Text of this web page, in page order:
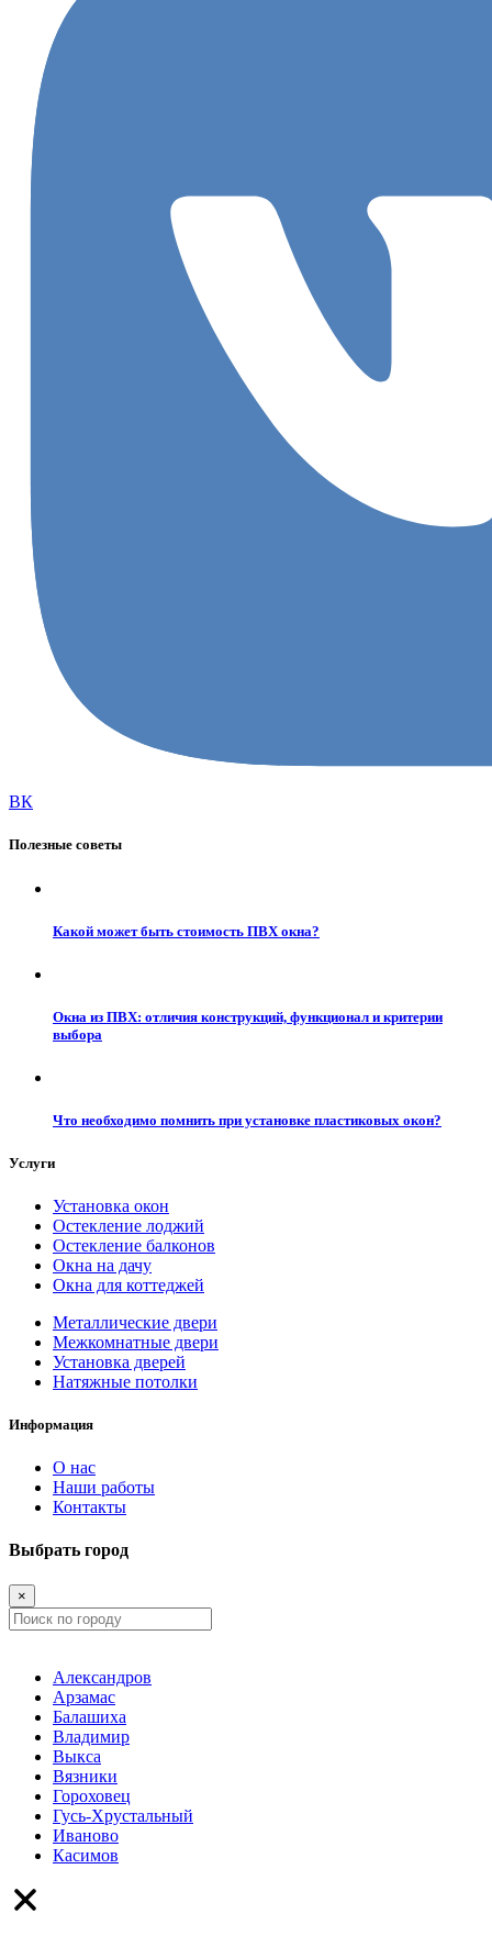
ВК
Полезные советы
Какой может быть стоимость ПВХ окна?
Окна из ПВХ: отличия конструкций, функционал и критерии
выбора
Что необходимо помнить при установке пластиковых окон?
Услуги
Установка окон
Остекление лоджий
Остекление балконов
Окна на дачу
Окна для коттеджей
Металлические двери
Межкомнатные двери
Установка дверей
Натяжные потолки
Информация
О нас
Наши работы
Контакты
Выбрать город
×
Александров
Арзамас
Балашиха
Владимир
Выкса
Вязники
Гороховец
Гусь-Хрустальный
Иваново
Касимов